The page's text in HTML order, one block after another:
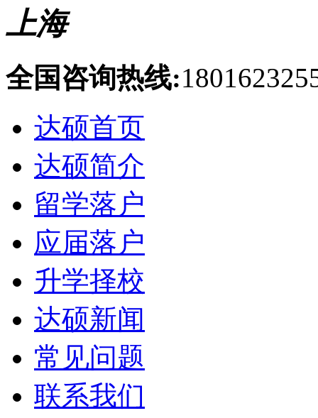
上海
全国咨询热线:
达硕首页
达硕简介
留学落户
应届落户
升学择校
达硕新闻
常见问题
联系我们